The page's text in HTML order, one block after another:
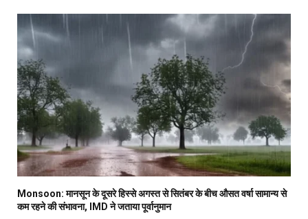
Monsoon: मानसून के दूसरे हिस्से अगस्त से सितंबर के बीच औसत वर्षा सामान्य से
कम रहने की संभावना, IMD ने जताया पूर्वानुमान